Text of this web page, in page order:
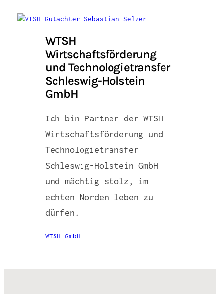
WTSH
Wirtschaftsförderung
und Technologietransfer
Schleswig-Holstein
GmbH
Ich bin Partner der WTSH
Wirtschaftsförderung und
Technologietransfer
Schleswig-Holstein GmbH
und mächtig stolz, im
echten Norden leben zu
dürfen.
WTSH GmbH